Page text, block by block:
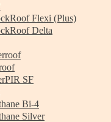
Flexi (Plus)
Delta
SF
Bi-4
Silver